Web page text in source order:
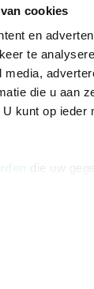
cookies
en
te
die u aan
kunt op
die uw
Over ons